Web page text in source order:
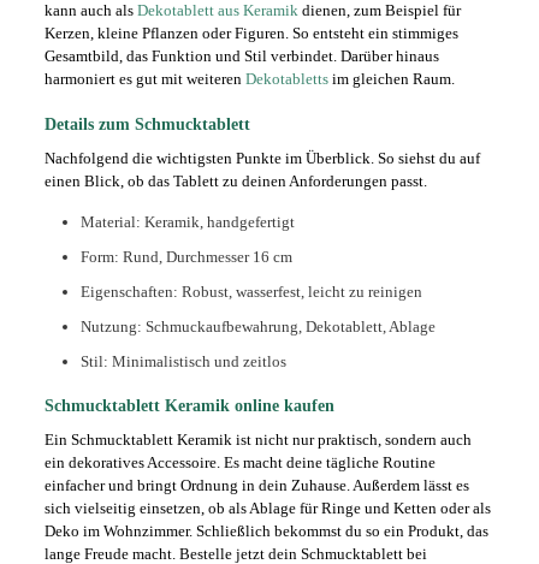
kann auch als Dekotablett aus Keramikdienen, zum Beispiel für
Kerzen, kleine Pflanzen oder Figuren. So entsteht ein stimmiges
Gesamtbild, das Funktion und Stil verbindet. Darüber hinaus
harmoniert es gut mit weiteren Dekotablettsim gleichen Raum.
Details zum Schmucktablett
Nachfolgend die wichtigsten Punkte im Überblick. So siehst du auf
einen Blick, ob das Tablett zu deinen Anforderungen passt.
Material: Keramik, handgefertigt
Form: Rund, Durchmesser 16 cm
Eigenschaften: Robust, wasserfest, leicht zu reinigen
Nutzung: Schmuckaufbewahrung, Dekotablett, Ablage
Stil: Minimalistisch und zeitlos
Schmucktablett Keramik online kaufen
Ein Schmucktablett Keramik ist nicht nur praktisch, sondern auch
ein dekoratives Accessoire. Es macht deine tägliche Routine
einfacher und bringt Ordnung in dein Zuhause. Außerdem lässt es
sich vielseitig einsetzen, ob als Ablage für Ringe und Ketten oder als
Deko im Wohnzimmer. Schließlich bekommst du so ein Produkt, das
lange Freude macht. Bestelle jetzt dein Schmucktablett bei